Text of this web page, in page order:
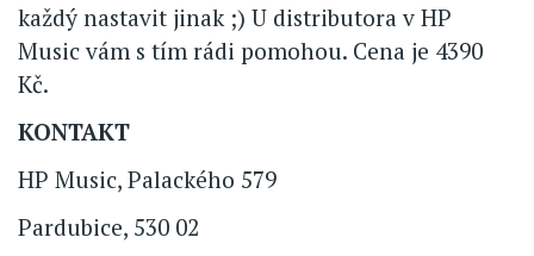
každý nastavit jinak ;) U distributora v HP
Music vám s tím rádi pomohou. Cena je 4390
Kč.
KONTAKT
HP Music, Palackého 579
Pardubice, 530 02